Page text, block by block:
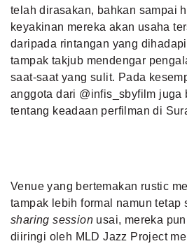
telah dirasakan, bahkan sampai
keyakinan mereka akan usaha
daripada rintangan yang
tampak takjub mendengar
saat-saat yang sulit. Pada
anggota dari @infis_sbyfilm juga
tentang keadaan perfilman di
Venue yang bertemakan rustic
tampak lebih formal namun tetap
sharing session usai, mereka
diiringi oleh MLD Jazz Project